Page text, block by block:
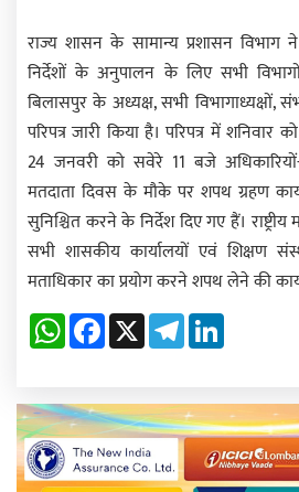
राज्य शासन के सामान्य प्रशासन विभाग
निर्देशों के अनुपालन के लिए सभी
बिलासपुर के अध्यक्ष, सभी विभागाध्यक्षों,
परिपत्र जारी किया है। परिपत्र में
24 जनवरी को सवेरे 11 बजे अधिकारियों-
मतदाता दिवस के मौके पर शपथ ग्रहण
सुनिश्चित करने के निर्देश दिए गए हैं।
सभी शासकीय कार्यालयों एवं शिक्षण
मताधिकार का प्रयोग करने शपथ लेने की
WhatsAppFacebook
X Telegram
Previous